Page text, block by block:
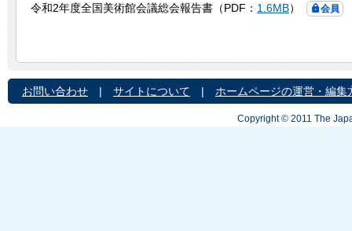
令和2年度全国美術館会議総会報告書（PDF： 1.6MB） 会員
お問い合わせ | サイトについて | ホームページの運営・編集
Copyright © 2011 The